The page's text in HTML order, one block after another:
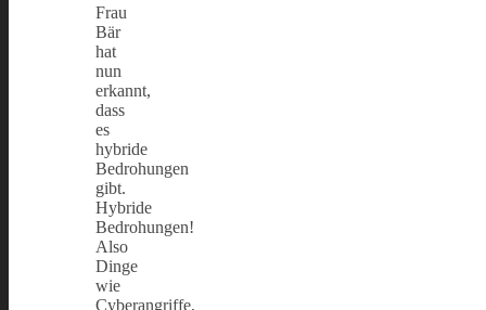
Frau
Bär
hat
nun
erkannt,
dass
es
hybride
Bedrohungen
gibt.
Hybride
Bedrohungen!
Also
Dinge
wie
Cyberangriffe,